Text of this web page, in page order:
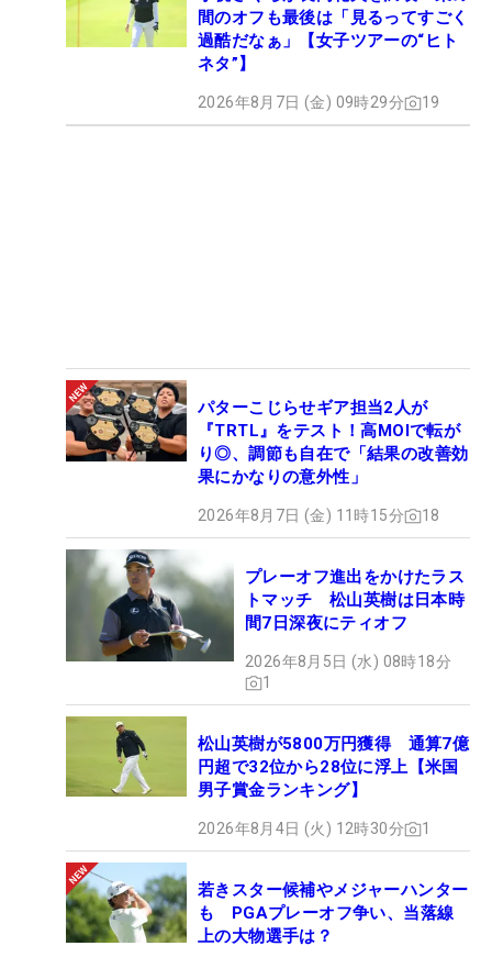
間のオフも最後は「見るってすごく
過酷だなぁ」【女子ツアーの“ヒト
ネタ”】
2026年8月7日 (金) 09時29分 19
パターこじらせギア担当2人が
『TRTL』をテスト！高MOIで転が
り◎、調節も自在で「結果の改善効
果にかなりの意外性」
2026年8月7日 (金) 11時15分 18
プレーオフ進出をかけたラス
トマッチ 松山英樹は日本時
間7日深夜にティオフ
2026年8月5日 (水) 08時18分
1
松山英樹が5800万円獲得 通算7億
円超で32位から28位に浮上【米国
男子賞金ランキング】
2026年8月4日 (火) 12時30分 1
若きスター候補やメジャーハンター
も PGAプレーオフ争い、当落線
上の大物選手は？